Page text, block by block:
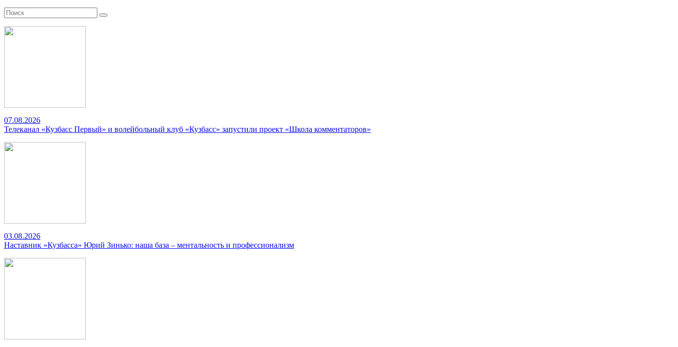
07.08.2026
Телеканал «Кузбасс Первый» и волейбольный клуб «Кузбасс» запустили проект «Школа комментаторов»
03.08.2026
Наставник «Кузбасса» Юрий Зинько: наша база – ментальность и профессионализм